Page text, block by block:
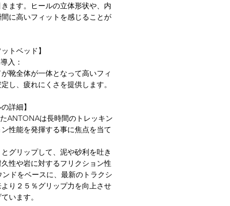
ます。ヒールの立体形状や、内
に高いフィットを感じることが
トベッド】
入：
靴全体が一体となって高いフィ
し、疲れにくさを提供します。
詳細】
ANTONAは長時間のトレッキン
性能を発揮する事に焦点を当て
グリップして、泥や砂利を吐き
性や岩に対するフリクション性
ンドをベースに、最新のトラクシ
り２５％グリップ力を向上させ
います。